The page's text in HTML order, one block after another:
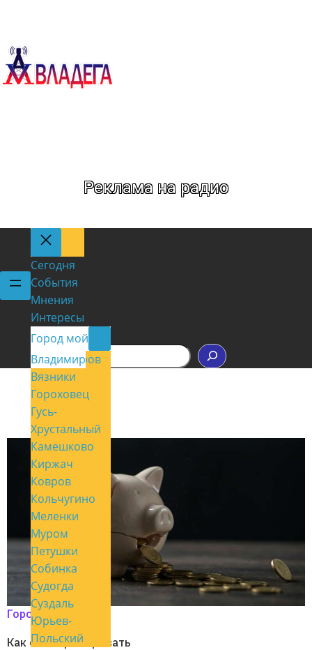
Реклама на радио
Сегодня
События
Мнения
Интересы
Город мой
Владимир
Александров
Вязники
Гороховец
Гусь-
Хрустальный
Камешково
Киржач
Ковров
Кольчугино
Меленки
Муром
Петушки
Собинка
Судогда
Суздаль
Юрьев-
Польский
Контакты
Город мой
Как себя премировать